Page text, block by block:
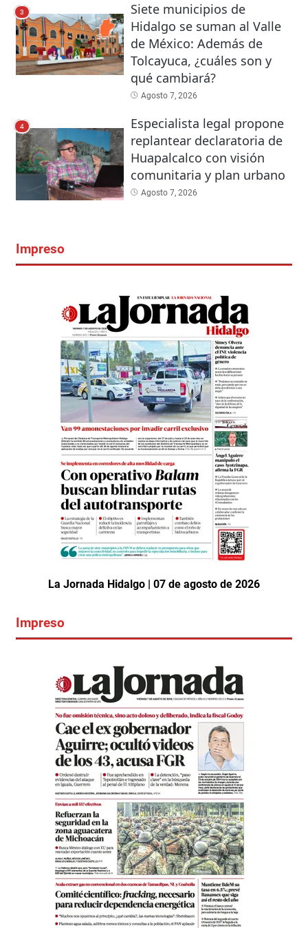
3
Siete municipios de
Hidalgo se suman al Valle
de México: Además de
Tolcayuca, ¿cuáles son y
qué cambiará?
Agosto 7, 2026
4
Especialista legal propone
replantear declaratoria de
Huapalcalco con visión
comunitaria y plan urbano
Agosto 7, 2026
Impreso
La Jornada Hidalgo | 07 de agosto de 2026
Impreso